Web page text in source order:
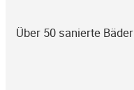
Über 50 sanierte Bäder